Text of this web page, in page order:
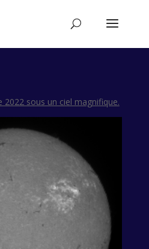
2022 sous un ciel magnifique.